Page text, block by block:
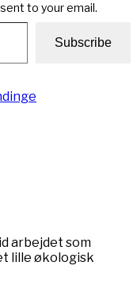
to your email.
Subscribe
arbejdet som
lille økologisk